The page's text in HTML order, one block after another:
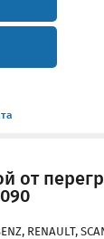
RENAULT,